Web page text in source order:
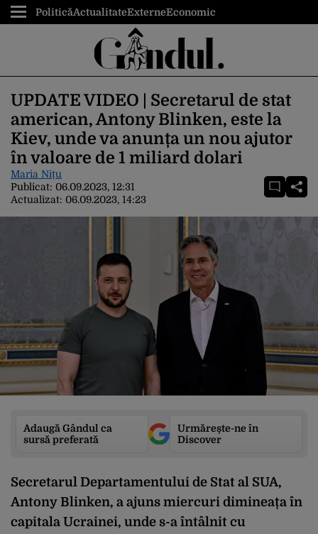
PoliticăActualitateExterneEconomic
UPDATE VIDEO | Secretarul de stat
american, Antony Blinken, este la
Kiev, unde va anunța un nou ajutor
în valoare de 1 miliard dolari
Maria Nițu
Publicat: 06.09.2023, 12:31
Actualizat: 06.09.2023, 14:23
Adaugă Gândul ca
sursă preferată
Urmărește-ne în
Discover
Secretarul Departamentului de Stat al SUA,
Antony Blinken, a ajuns miercuri dimineața în
capitala Ucrainei, unde s-a întâlnit cu